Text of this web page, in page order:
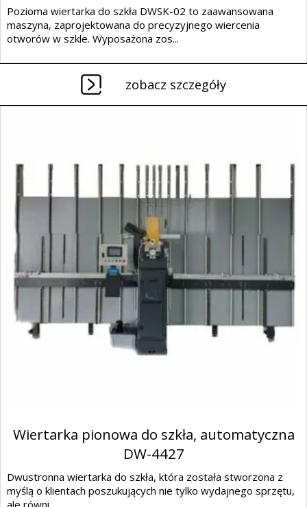
Pozioma wiertarka do szkła DWSK-02 to zaawansowana
maszyna, zaprojektowana do precyzyjnego wiercenia
otworów w szkle. Wyposażona zos...
zobacz szczegóły
Wiertarka pionowa do szkła, automatyczna
DW-4427
Dwustronna wiertarka do szkła, która została stworzona z
myślą o klientach poszukujących nie tylko wydajnego sprzętu,